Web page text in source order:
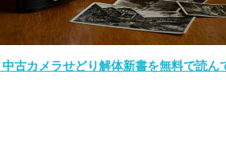
古カメラせどり解体新書を無料で読ん